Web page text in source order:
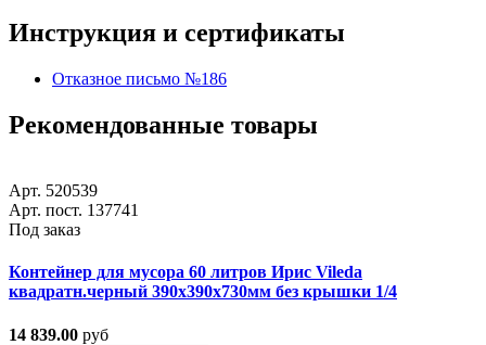
Инструкция и сертификаты
Отказное письмо №186
Рекомендованные товары
Арт. 520539
Арт. пост. 137741
Под заказ
Контейнер для мусора 60 литров Ирис Vileda
квадратн.черный 390х390х730мм без крышки 1/4
14 839.00 руб